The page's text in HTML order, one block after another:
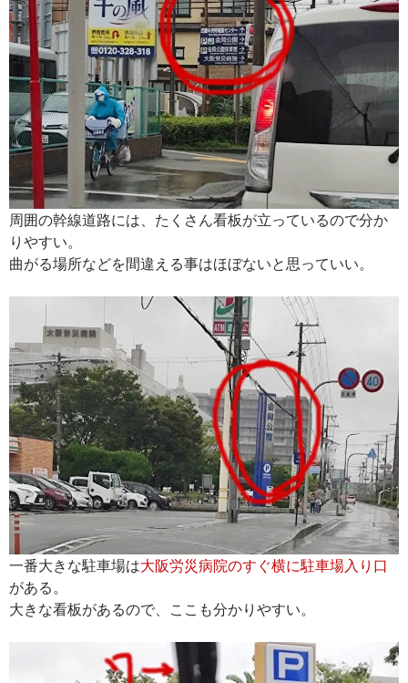
周囲の幹線道路には、たくさん看板が立っているので分か
りやすい。
曲がる場所などを間違える事はほぼないと思っていい。
一番大きな駐車場は大阪労災病院のすぐ横に駐車場入り口
がある。
大きな看板があるので、ここも分かりやすい。